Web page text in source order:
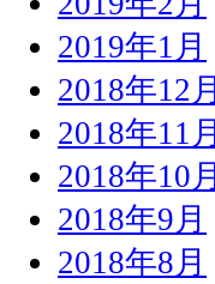
2019年1月
2018年12月
2018年11月
2018年10月
2018年9月
2018年8月